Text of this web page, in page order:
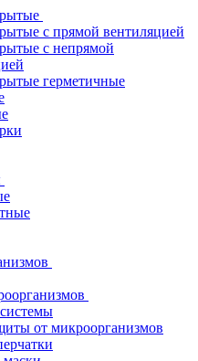
с прямой вентиляцией
с непрямой
герметичные
от микроорганизмов